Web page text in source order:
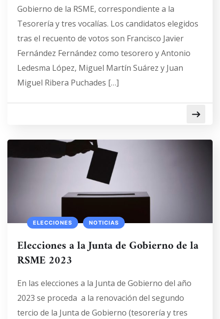
Gobierno de la RSME, correspondiente a la
Tesorería y tres vocalías. Los candidatos elegidos
tras el recuento de votos son Francisco Javier
Fernández Fernández como tesorero y Antonio
Ledesma López, Miguel Martín Suárez y Juan
Miguel Ribera Puchades […]
ELECCIONES NOTICIAS
Elecciones a la Junta de Gobierno de la
RSME 2023
En las elecciones a la Junta de Gobierno del año
2023 se proceda a la renovación del segundo
tercio de la Junta de Gobierno (tesorería y tres